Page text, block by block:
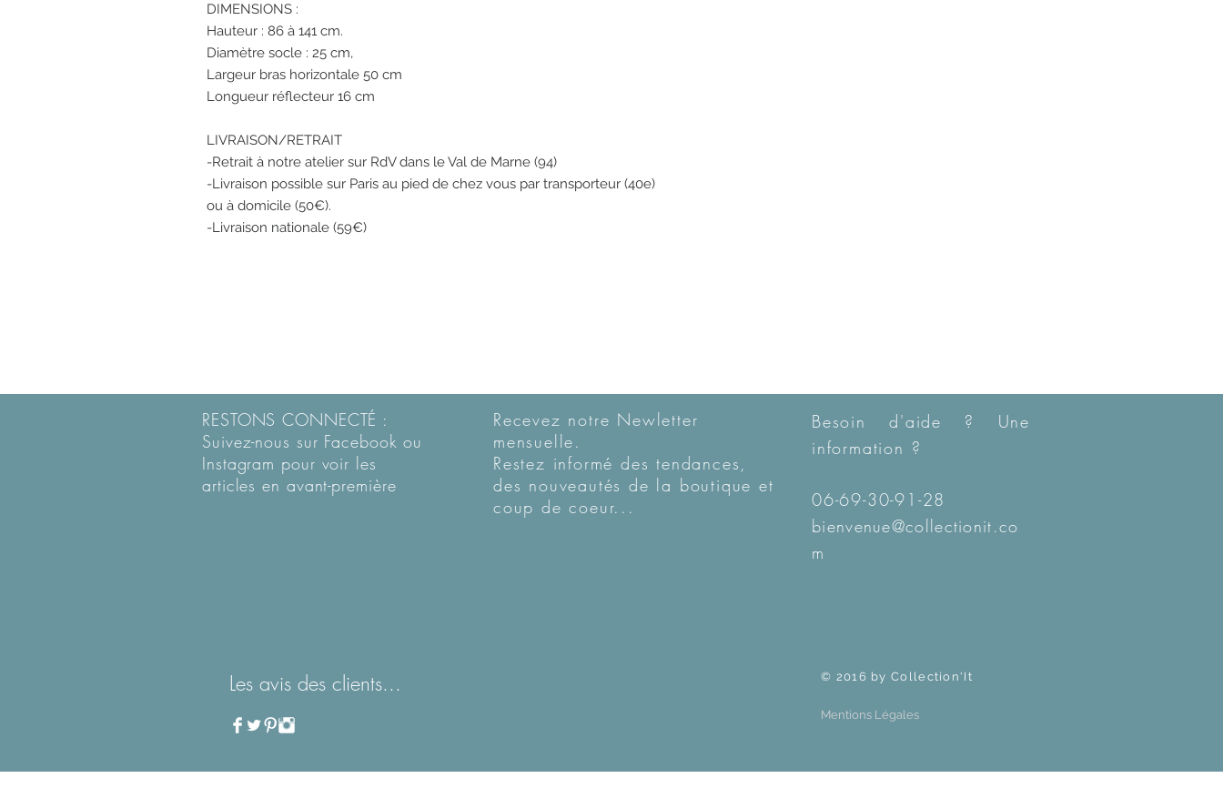
DIMENSIONS :
Hauteur : 86 à 141 cm.
Diamètre socle : 25 cm,
Largeur bras horizontale 50 cm
Longueur réflecteur 16 cm
LIVRAISON/RETRAIT
-Retrait à notre atelier sur RdV dans le Val de Marne (94)
-Livraison possible sur Paris au pied de chez vous par transporteur (40e)
ou à domicile (50€).
-Livraison nationale (59€)
RESTONS CONNECTÉ :
Suivez-nous sur Facebook ou
Instagram pour voir les
articles en avant-première
Recevez notre Newletter
mensuelle.
Restez informé des tendances,
des nouveautés de la boutique et
coup de coeur...
Besoin d'aide ? Une
information ?
06-69-30-91-28
bienvenue@collectionit.co
m
Les avis des clients... © 2016 by Collection'It
Mentions Légales